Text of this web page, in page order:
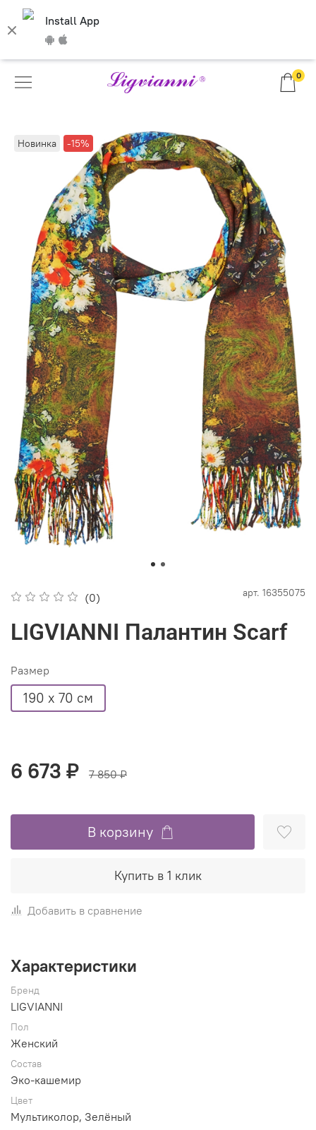
Install App
0
Новинка -15%
(0) арт. 16355075
LIGVIANNI Палантин Scarf
Размер
190 х 70 см
6 673 ₽ 7 850 ₽
В корзину
Купить в 1 клик
Добавить в сравнение
Характеристики
Бренд
LIGVIANNI
Пол
Женский
Состав
Эко-кашемир
Цвет
Мультиколор, Зелёный